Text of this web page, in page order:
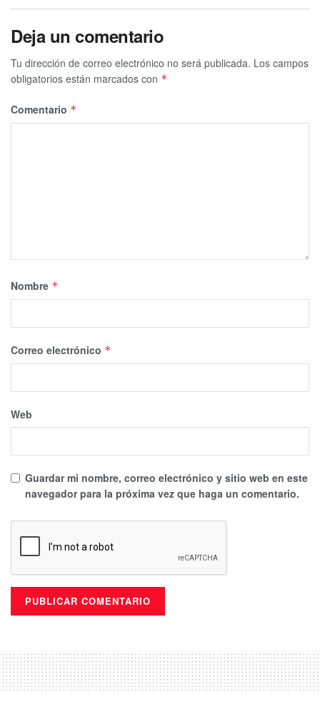
Deja un comentario
Tu dirección de correo electrónico no será publicada. Los campos
obligatorios están marcados con *
Comentario *
Nombre *
Correo electrónico *
Web
Guardar mi nombre, correo electrónico y sitio web en este
navegador para la próxima vez que haga un comentario.